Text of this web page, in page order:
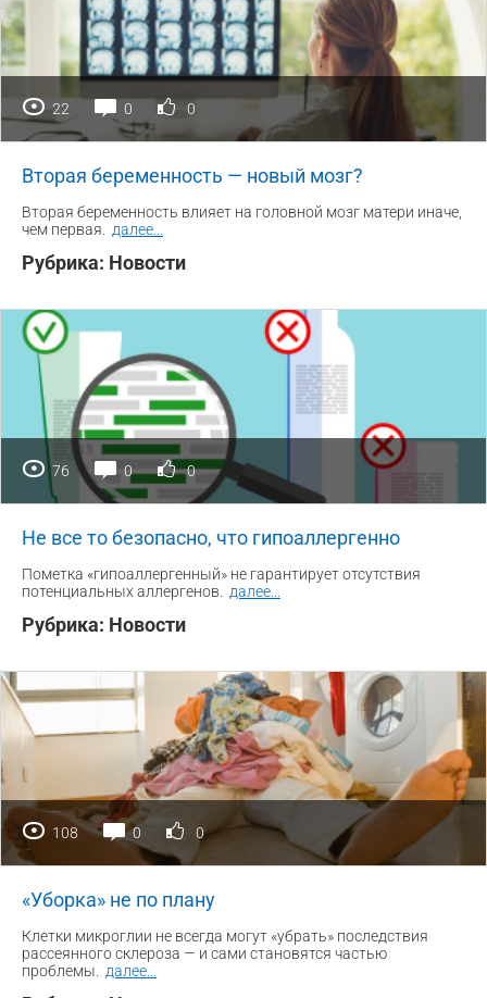
22 0 0
Вторая беременность — новый мозг?
Вторая беременность влияет на головной мозг матери иначе,
чем первая.
далее
Рубрика: Новости
76 0 0
Не все то безопасно, что гипоаллергенно
Пометка «гипоаллергенный» не гарантирует отсутствия
потенциальных аллергенов.
далее
Рубрика: Новости
108 0 0
«Уборка» не по плану
Клетки микроглии не всегда могут «убрать» последствия
рассеянного склероза — и сами становятся частью
проблемы.
далее